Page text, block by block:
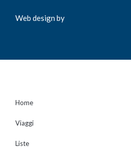
Web design by
Home
Viaggi
Liste